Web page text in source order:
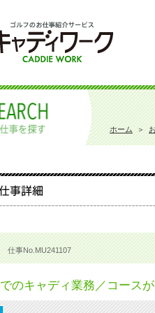
ホーム＞
仕事No.MU241107
のキャディ業務／コース